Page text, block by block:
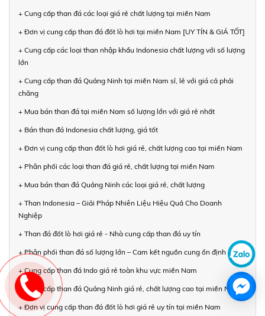
+ Cung cấp than đá các loại giá rẻ chất lượng tại miền Nam
+ Đơn vị cung cấp than đá đốt lò hơi tại miền Nam [UY TÍN & GIÁ TỐT]
+ Cung cấp các loại than nhập khẩu Indonesia chất lượng với số lượng
lớn
+ Cung cấp than đá Quảng Ninh tại miền Nam sỉ, lẻ với giá cả phải
chăng
+ Mua bán than đá tại miền Nam số lượng lớn với giá rẻ nhất
+ Bán than đá Indonesia chất lượng, giá tốt
+ Đơn vị cung cấp than đốt lò hơi giá rẻ, chất lượng cao tại miền Nam
+ Phân phối các loại than đá giá rẻ, chất lượng tại miền Nam
+ Mua bán than đá Quảng Ninh các loại giá rẻ, chất lượng
+ Than Indonesia – Giải Pháp Nhiên Liệu Hiệu Quả Cho Doanh
Nghiệp
+ Than đá đốt lò hơi giá rẻ - Nhà cung cấp than đá uy tín
+ Phân phối than đá số lượng lớn – Cam kết nguồn cung ổn định
+ Cung cấp than đá Indo giá rẻ toàn khu vực miền Nam
+ Cung cấp than đá Quảng Ninh giá rẻ, chất lượng cao tại miền Nam
+ Đơn vị cung cấp than đá đốt lò hơi giá rẻ uy tín tại miền Nam